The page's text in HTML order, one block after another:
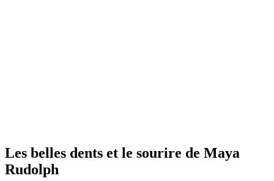
Les belles dents et le sourire de Maya
Rudolph